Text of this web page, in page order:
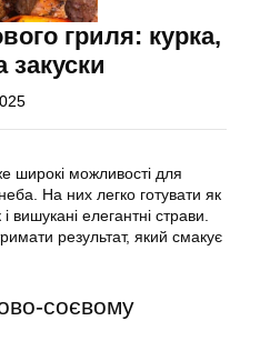
гриля: курка,
закуски
широкі можливості для
На них легко готувати як
вишукані елегантні страви.
результат, який смакує
соєвому